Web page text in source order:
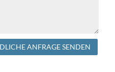
ANFRAGE SENDEN